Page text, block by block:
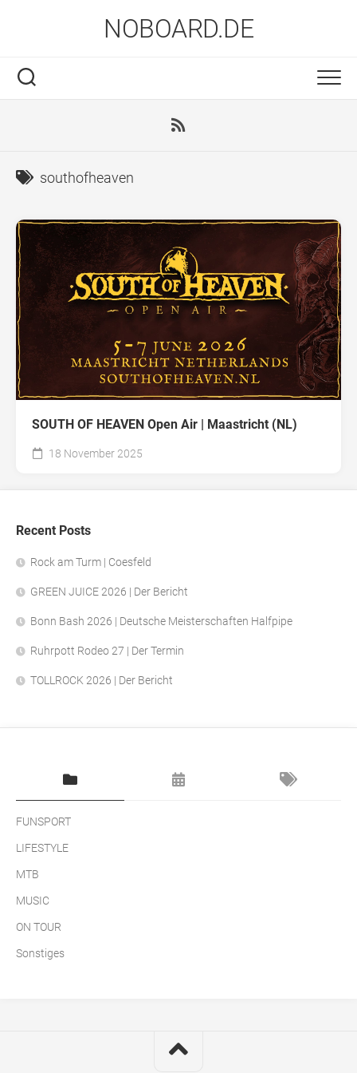
NOBOARD.DE
southofheaven
SOUTH OF HEAVEN Open Air | Maastricht (NL)
18 November 2025
Recent Posts
Rock am Turm | Coesfeld
GREEN JUICE 2026 | Der Bericht
Bonn Bash 2026 | Deutsche Meisterschaften Halfpipe
Ruhrpott Rodeo 27 | Der Termin
TOLLROCK 2026 | Der Bericht
FUNSPORT
LIFESTYLE
MTB
MUSIC
ON TOUR
Sonstiges